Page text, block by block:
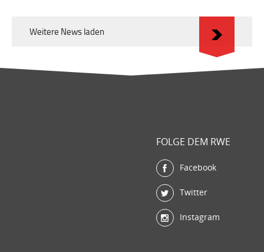
Weitere News laden
FOLGE DEM RWE
Facebook
Twitter
Instagram